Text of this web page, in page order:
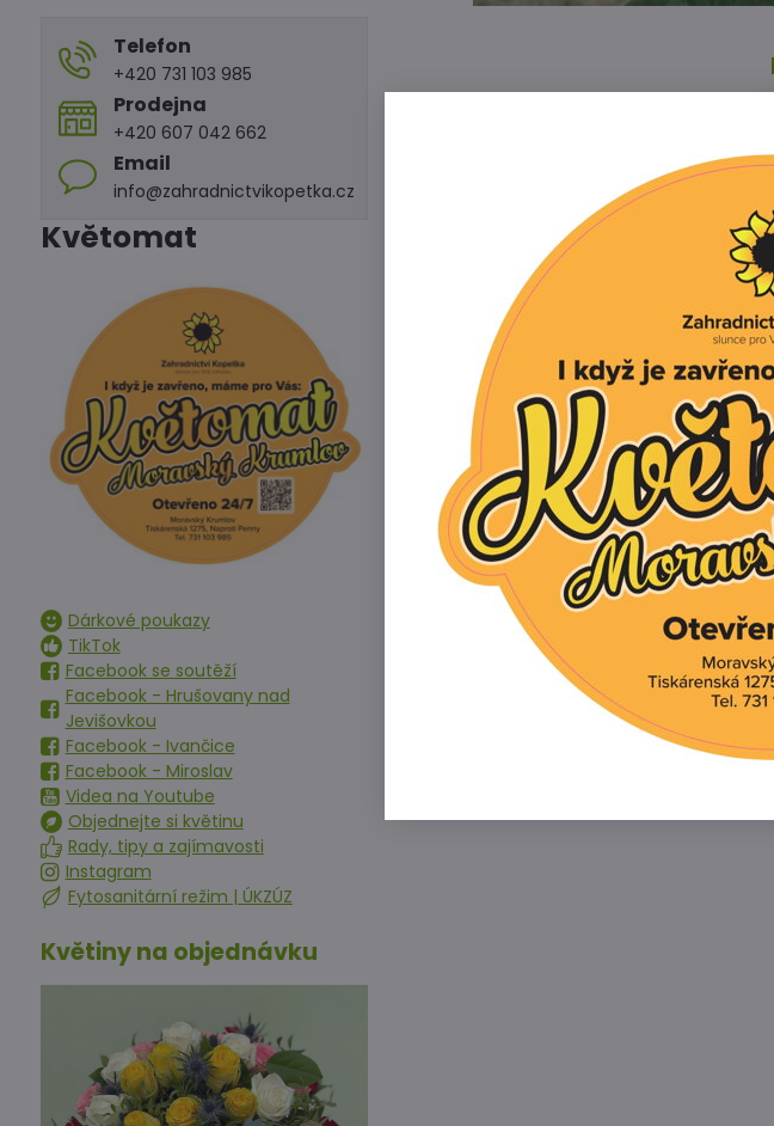
Pěstujeme ve stínu/polostínu. Půda
Předchozí produkt
Telefon
+420 731 103 985
Prodejna
+420 607 042 662
Email
info@zahradnictvikopetka.cz
Květomat
Dárkové poukazy
TikTok
Facebook se soutěží
Facebook - Hrušovany nad
Jevišovkou
Facebook - Ivančice
Facebook - Miroslav
Videa na Youtube
Objednejte si květinu
Rady, tipy a zajímavosti
Instagram
Fytosanitární režim | ÚKZÚZ
Květiny na objednávku